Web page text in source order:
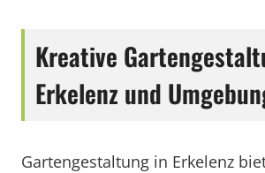
Kreative
Erkelenz und
Gartengestaltung in Erkelenz